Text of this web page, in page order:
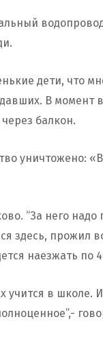
дети, что
В момент
балкон.
уничтожено:
“За него надо
здесь,
наезжать по
в школе. И